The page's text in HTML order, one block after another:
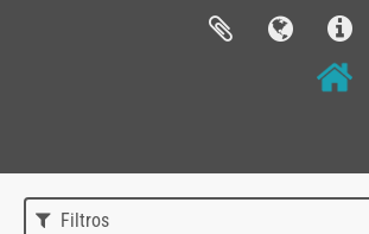
Filtros